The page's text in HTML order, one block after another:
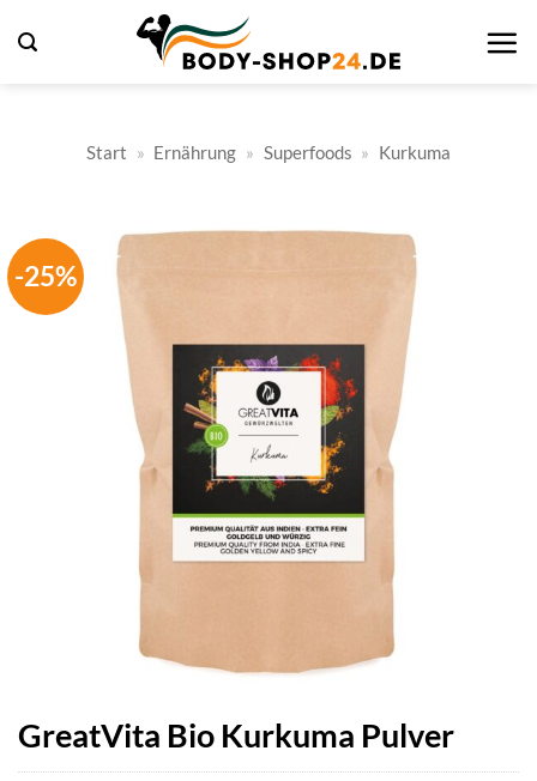
Inhalt
Start » Ernährung » Superfoods » Kurkuma
-25%
GreatVita Bio Kurkuma Pulver